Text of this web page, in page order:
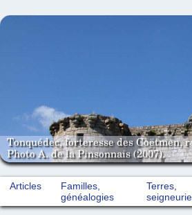
Tonquédec, forteresse des Coëtmen,
Photo A. de la Pinsonnais (2007).
Articles
Familles,
généalogies
Terres,